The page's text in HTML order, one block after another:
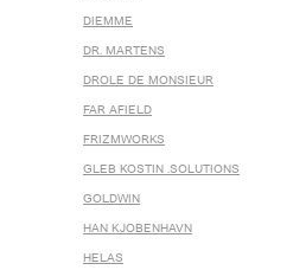
DIEMME
DR. MARTENS
DROLE DE MONSIEUR
FAR AFIELD
FRIZMWORKS
GLEB KOSTIN .SOLUTIONS
GOLDWIN
HAN KJOBENHAVN
HELAS